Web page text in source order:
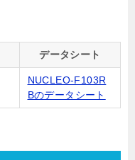
データシート
NUCLEO-F103R
Bのデータシート